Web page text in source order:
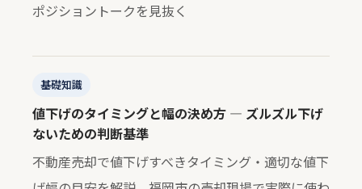
ポジショントークを見抜く
基礎知識
値下げのタイミングと幅の決め方 — ズルズル下げ
ないための判断基準
不動産売却で値下げすべきタイミング・適切な値下